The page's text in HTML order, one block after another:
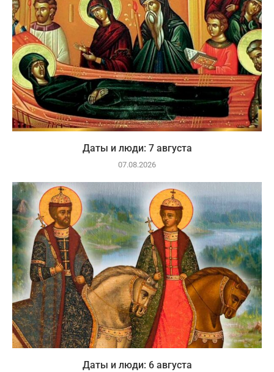
Даты и люди: 7 августа
07.08.2026
Даты и люди: 6 августа